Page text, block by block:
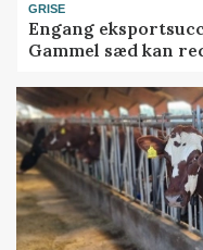
GRISE
Engang
Gammel sæd kan